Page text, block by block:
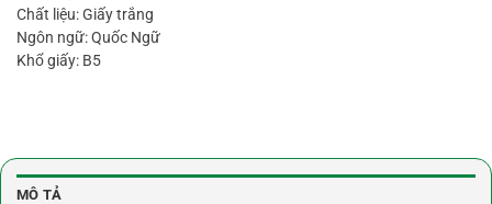
Chất liệu: Giấy trắng
Ngôn ngữ: Quốc Ngữ
Khổ giấy: B5
MÔ TẢ